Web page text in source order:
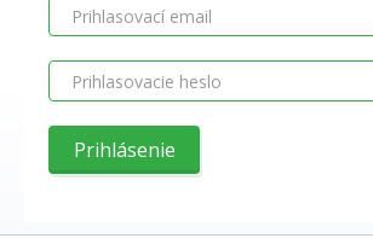
Vzdelávanie
O nás + Kontakty
Poradňa